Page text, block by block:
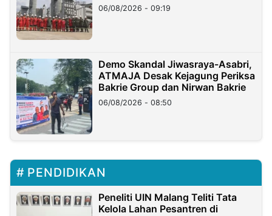
06/08/2026 - 09:19
Demo Skandal Jiwasraya-Asabri,
ATMAJA Desak Kejagung Periksa
Bakrie Group dan Nirwan Bakrie
06/08/2026 - 08:50
PENDIDIKAN
Peneliti UIN Malang Teliti Tata
Kelola Lahan Pesantren di